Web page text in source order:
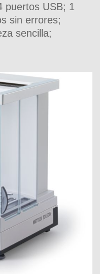
puertos USB; 1
sin errores;
sencilla;